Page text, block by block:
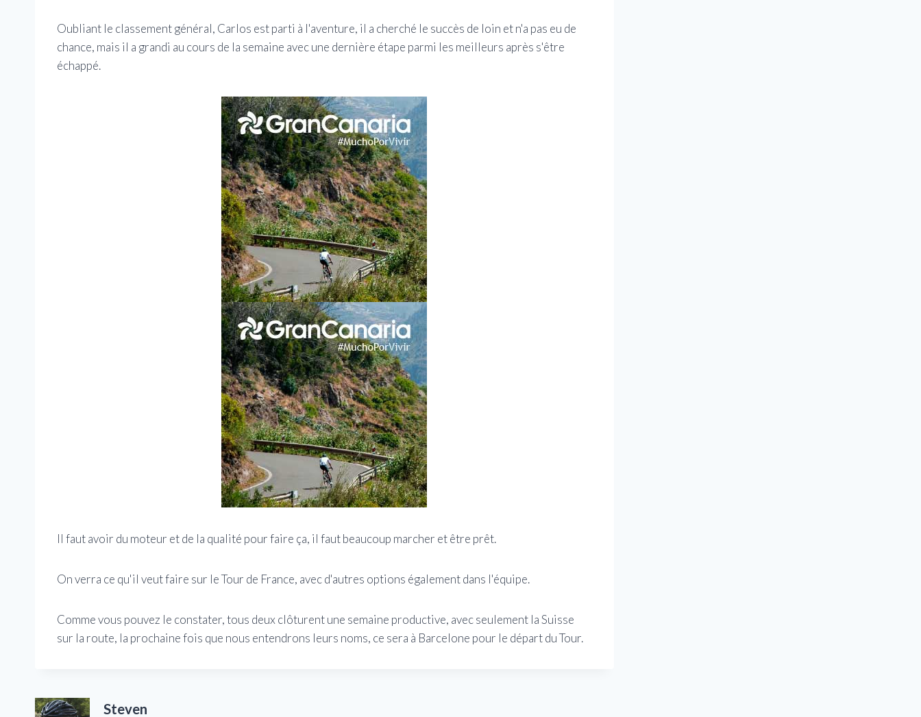
Oubliant le classement général, Carlos est parti à l'aventure, il a cherché le succès de loin et n'a pas eu de
chance, mais il a grandi au cours de la semaine avec une dernière étape parmi les meilleurs après s'être
échappé.
Il faut avoir du moteur et de la qualité pour faire ça, il faut beaucoup marcher et être prêt.
On verra ce qu'il veut faire sur le Tour de France, avec d'autres options également dans l'équipe.
Comme vous pouvez le constater, tous deux clôturent une semaine productive, avec seulement la Suisse
sur la route, la prochaine fois que nous entendrons leurs noms, ce sera à Barcelone pour le départ du Tour.
Steven